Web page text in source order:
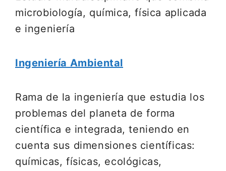
microbiología, química, física aplicada
e ingeniería
Ingeniería Ambiental
Rama de la ingeniería que estudia los
problemas del planeta de forma
científica e integrada, teniendo en
cuenta sus dimensiones científicas:
químicas, físicas, ecológicas,